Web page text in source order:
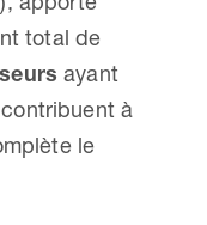
total de
ayant
à
le